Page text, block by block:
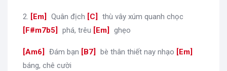
2. [Em Quân địch [C thù vây xúm quanh chọc
F#m7b5
phá, trêu [Em ghẹo
[Am6 Đám bạn [B7 bè thân thiết nay nhạo [Em
báng, chê cười